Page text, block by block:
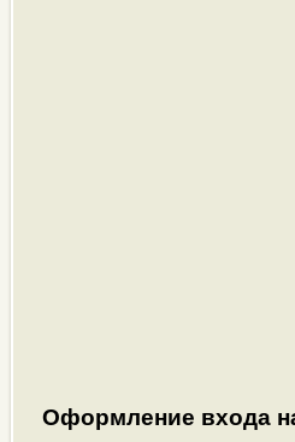
Оформление входа